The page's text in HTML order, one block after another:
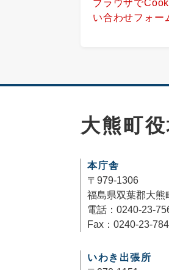
ブラウザで
い合わせフォー
大熊町
本庁舎
〒979-1306
福島県双葉郡大熊
電話：0240-23-
Fax：0240-23-
いわき出張所